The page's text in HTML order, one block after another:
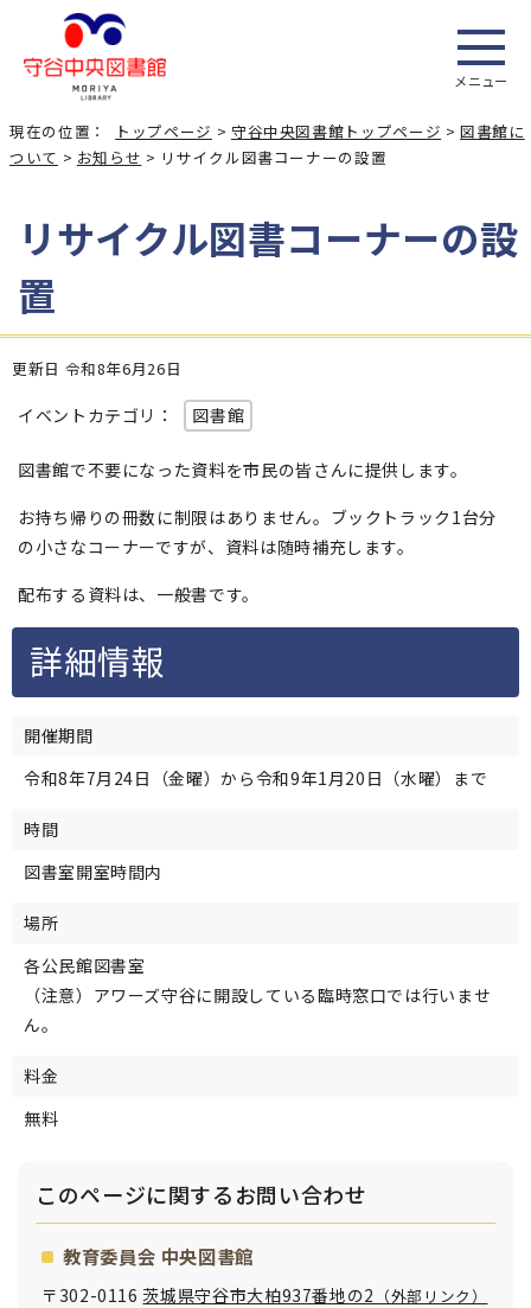
メニュー
現在の位置： トップページ > 守谷中央図書館トップページ >図書館に
ついて > お知らせ > リサイクル図書コーナーの設置
リサイクル図書コーナーの設
置
更新日 令和8年6月26日
イベントカテゴリ： 図書館
図書館で不要になった資料を市民の皆さんに提供します。
お持ち帰りの冊数に制限はありません。ブックトラック1台分
の小さなコーナーですが、資料は随時補充します。
配布する資料は、一般書です。
詳細情報
開催期間
令和8年7月24日（金曜）から令和9年1月20日（水曜）まで
時間
図書室開室時間内
場所
各公民館図書室
（注意）アワーズ守谷に開設している臨時窓口では行いませ
ん。
料金
無料
このページに関するお問い合わせ
教育委員会 中央図書館
〒302-0116茨城県守谷市大柏937番地の2 （外部リンク）